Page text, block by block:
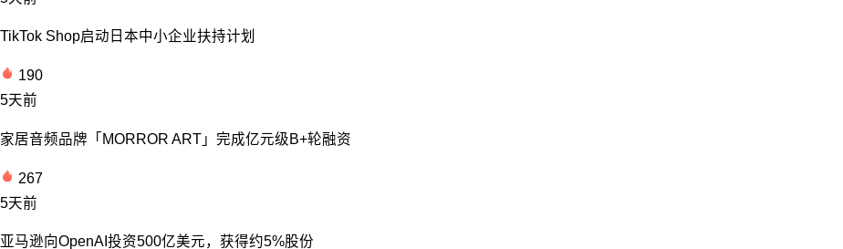
TikTok Shop启动日本中小企业扶持计划
190
5天前
家居音频品牌「MORROR ART」完成亿元级B+轮融资
267
5天前
亚马逊向OpenAI投资500亿美元，获得约5%股份